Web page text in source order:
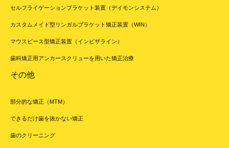
セルフライゲーションブラケット装置（デイモンシステム）
カスタムメイド型リンガルブラケット矯正装置（WIN）
マウスピース型矯正装置（インビザライン）
歯科矯正用アンカースクリューを用いた矯正治療
その他
部分的な矯正（MTM）
できるだけ歯を抜かない矯正
歯のクリーニング